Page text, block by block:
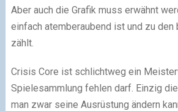
Aber auch die Grafik muss erwähnt
einfach atemberaubend ist und zu den
zählt.
Crisis Core ist schlichtweg ein
Spielesammlung fehlen darf. Einzig
man zwar seine Ausrüstung ändern